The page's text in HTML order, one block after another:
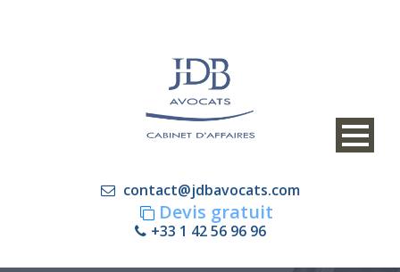
contact@jdbavocats.com
Devis gratuit
+33 1 42 56 96 96